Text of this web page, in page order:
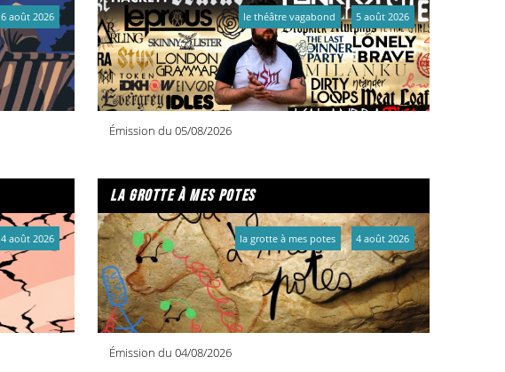
6 août 2026
Émission du 05/08/2026
le théâtre vagabond 5 août 2026
4 août 2026
la grotte à mes potes
Émission du 04/08/2026
la grotte à mes potes 4 août 2026